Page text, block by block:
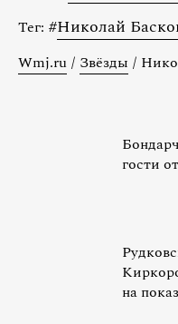
Тег: #Николай
Wmj.ru / Звёзды /
гости
на